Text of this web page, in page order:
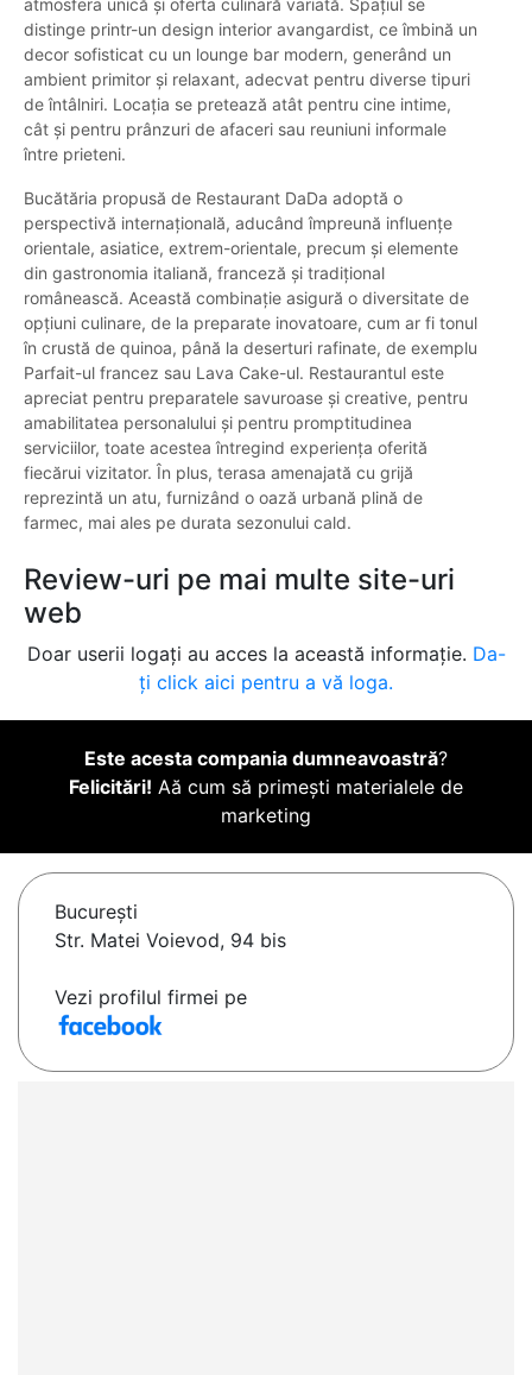
atmosfera unică și oferta culinară variată. Spațiul se
distinge printr-un design interior avangardist, ce îmbină un
decor sofisticat cu un lounge bar modern, generând un
ambient primitor și relaxant, adecvat pentru diverse tipuri
de întâlniri. Locația se pretează atât pentru cine intime,
cât și pentru prânzuri de afaceri sau reuniuni informale
între prieteni.
Bucătăria propusă de Restaurant DaDa adoptă o
perspectivă internațională, aducând împreună influențe
orientale, asiatice, extrem-orientale, precum și elemente
din gastronomia italiană, franceză și tradițional
românească. Această combinație asigură o diversitate de
opțiuni culinare, de la preparate inovatoare, cum ar fi tonul
în crustă de quinoa, până la deserturi rafinate, de exemplu
Parfait-ul francez sau Lava Cake-ul. Restaurantul este
apreciat pentru preparatele savuroase și creative, pentru
amabilitatea personalului și pentru promptitudinea
serviciilor, toate acestea întregind experiența oferită
fiecărui vizitator. În plus, terasa amenajată cu grijă
reprezintă un atu, furnizând o oază urbană plină de
farmec, mai ales pe durata sezonului cald.
Review-uri pe mai multe site-uri
web
Doar userii logați au acces la această informație. Da-
ți click aici pentru a vă loga.
Este acesta compania dumneavoastră?
Felicitări! Aă cum să primești materialele de
marketing
Bucureşti
Str. Matei Voievod, 94 bis
Vezi profilul firmei pe